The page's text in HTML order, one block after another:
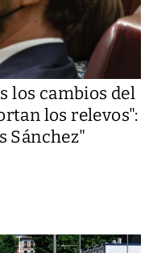
los cambios del
los relevos":
Sánchez"